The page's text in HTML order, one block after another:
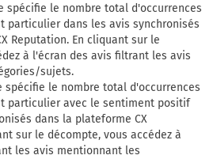
spécifie le nombre total d'occurrences
particulier dans les avis synchronisés
Reputation. En cliquant sur le
à l'écran des avis filtrant les avis
sujets.
spécifie le nombre total d'occurrences
particulier avec le sentiment positif
dans la plateforme CX
sur le décompte, vous accédez à
les avis mentionnant les